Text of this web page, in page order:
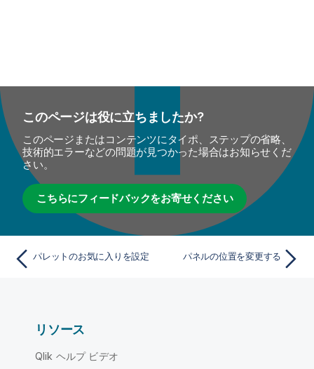
このページは役に立ちましたか?
このページまたはコンテンツにタイポ、ステップの省略、
技術的エラーなどの問題が見つかった場合はお知らせくだ
さい。
こちらにフィードバックをお寄せください
パレットのお気に入りを設定 パネルの位置を変更する
リソース
Qlik ヘルプ ビデオ